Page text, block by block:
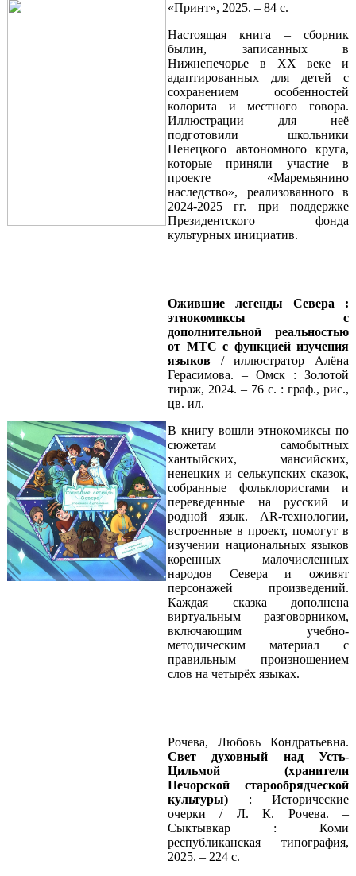
«Принт», 2025. – 84 с.
Настоящая книга – сборник
былин, записанных в
Нижнепечорье в ХХ веке и
адаптированных для детей с
сохранением особенностей
колорита и местного говора.
Иллюстрации для неё
подготовили школьники
Ненецкого автономного круга,
которые приняли участие в
проекте «Маремьянино
наследство», реализованного в
2024-2025 гг. при поддержке
Президентского фонда
культурных инициатив.
Ожившие легенды Севера :
этнокомиксы с
дополнительной реальностью
от МТС с функцией изучения
языков / иллюстратор Алёна
Герасимова. – Омск : Золотой
тираж, 2024. – 76 с. : граф., рис.,
цв. ил.
В книгу вошли этнокомиксы по
сюжетам самобытных
хантыйских, мансийских,
ненецких и селькупских сказок,
собранные фольклористами и
переведенные на русский и
родной язык. AR-технологии,
встроенные в проект, помогут в
изучении национальных языков
коренных малочисленных
народов Севера и оживят
персонажей произведений.
Каждая сказка дополнена
виртуальным разговорником,
включающим учебно-
методическим материал с
правильным произношением
слов на четырёх языках.
Рочева, Любовь Кондратьевна.
Свет духовный над Усть-
Цильмой (хранители
Печорской старообрядческой
культуры) : Исторические
очерки / Л. К. Рочева. –
Сыктывкар : Коми
республиканская типография,
2025. – 224 с.